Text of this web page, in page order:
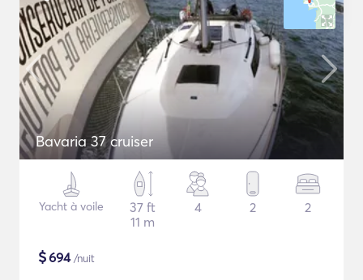
Bavaria 37 cruiser
Yacht à voile
37 ft
11 m
4 2 2
$694/nuit